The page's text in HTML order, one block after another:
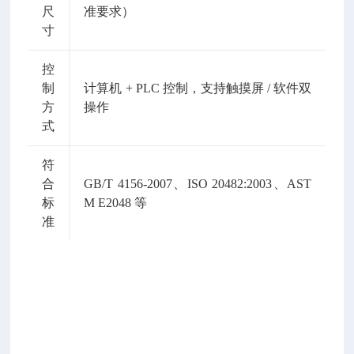
尺
寸
准要求）
控
制
方
式
计算机 + PLC 控制，支持触摸屏 / 软件双
操作
符
合
标
准
GB/T 4156-2007、ISO 20482:2003、AST
M E2048 等